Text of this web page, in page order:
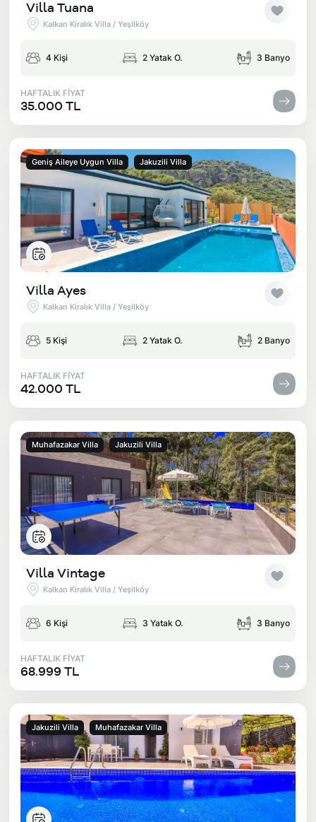
Villa Tuana
Kalkan Kiralık Villa / Yeşilköy
4 Kişi 2 Yatak O. 3 Banyo
HAFTALIK FİYAT
35.000 TL
Geniş Aileye Uygun Villa Jakuzili Villa
Villa Ayes
Kalkan Kiralık Villa / Yeşilköy
5 Kişi 2 Yatak O. 2 Banyo
HAFTALIK FİYAT
42.000 TL
Muhafazakar Villa Jakuzili Villa
Villa Vintage
Kalkan Kiralık Villa / Yeşilköy
6 Kişi 3 Yatak O. 3 Banyo
HAFTALIK FİYAT
68.999 TL
Jakuzili Villa Muhafazakar Villa